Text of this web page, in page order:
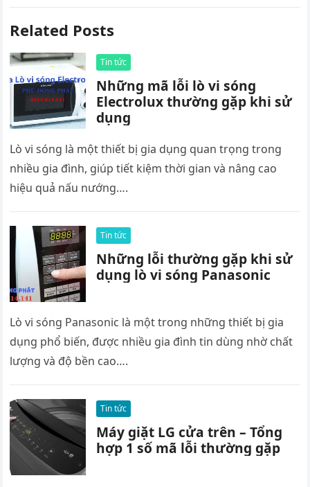
Related Posts
Tin tức
Những mã lỗi lò vi sóng
Electrolux thường gặp khi sử
dụng
Lò vi sóng là một thiết bị gia dụng quan trọng trong
nhiều gia đình, giúp tiết kiệm thời gian và nâng cao
hiệu quả nấu nướng….
Tin tức
Những lỗi thường gặp khi sử
dụng lò vi sóng Panasonic
Lò vi sóng Panasonic là một trong những thiết bị gia
dụng phổ biến, được nhiều gia đình tin dùng nhờ chất
lượng và độ bền cao….
Tin tức
Máy giặt LG cửa trên – Tổng
hợp 1 số mã lỗi thường gặp